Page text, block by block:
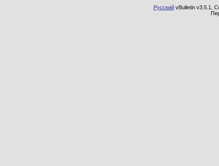
Русский vBulletin v3.5.1,